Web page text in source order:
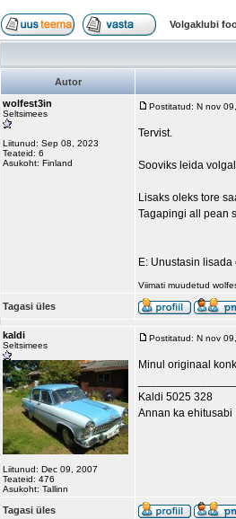
Volgaklubi
Autor
wolfest3in
Seltsimees
Liitunud: Sep 08, 2023
Teateid: 6
Asukoht: Finland
Postitatud: N nov
Tervist.
Sooviks leida
Lisaks oleks tore
Tagapingi all pean
E: Unustasin
Viimati muudetud
Tagasi üles
kaldi
Seltsimees
Liitunud: Dec 09, 2007
Teateid: 476
Asukoht: Tallinn
Postitatud: N nov
Minul originaal
Kaldi 5025 328
Annan ka ehitusabi
Tagasi üles